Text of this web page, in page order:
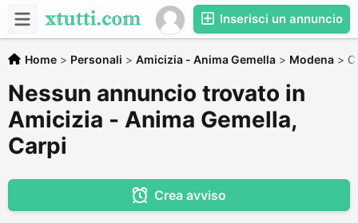
Inserisci un annuncio
Home > Personali > Amicizia - Anima Gemella > Modena >
Nessun annuncio trovato in
Amicizia - Anima Gemella,
Carpi
Crea avviso